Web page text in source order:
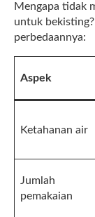
Mengapa tidak
untuk
perbedaannya:
Aspek
Ketahanan air
Jumlah
pemakaian